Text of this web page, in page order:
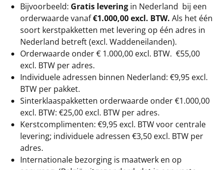
Bijvoorbeeld: Gratis levering in Nederland bij een
orderwaarde vanaf€1.000,00 excl. BTW. Als het één
soort kerstpakketten met levering op één adres in
Nederland betreft (excl. Waddeneilanden).
Orderwaarde onder € 1.000,00 excl. BTW. €55,00
excl. BTW per adres.
Individuele adressen binnen Nederland: €9,95 excl.
BTW per pakket.
Sinterklaaspakketten orderwaarde onder €1.000,00
excl. BTW: €25,00 excl. BTW per adres.
Kerstcomplimenten: €9,95 excl. BTW voor centrale
levering; individuele adressen €3,50 excl. BTW per
adres.
Internationale bezorging is maatwerk en op